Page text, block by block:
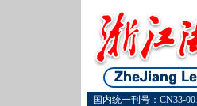
国内统一刊号：CN33-